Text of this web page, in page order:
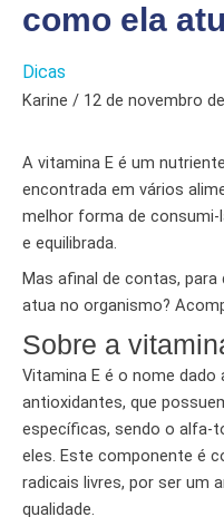
como ela
Dicas
Karine / 12 de novembro
A vitamina E é um
encontrada em vários
melhor forma de consumi-
e equilibrada.
Mas afinal de contas, para
atua no organismo?
Sobre a
Vitamina E é o nome
antioxidantes, que
específicas, sendo o alfa-
eles. Este componente é
radicais livres, por ser um
qualidade.